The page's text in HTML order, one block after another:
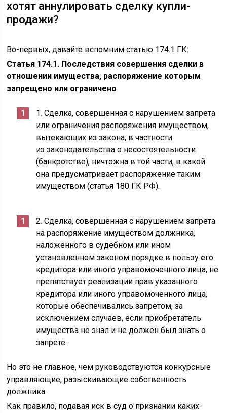
хотят аннулировать сделку купли-
продажи?
Во-первых, давайте вспомним статью 174.1 ГК:
Статья 174.1. Последствия совершения сделки в
отношении имущества, распоряжение которым
запрещено или ограничено
1. Сделка, совершенная с нарушением запрета
или ограничения распоряжения имуществом,
вытекающих из закона, в частности
из законодательства о несостоятельности
(банкротстве), ничтожна в той части, в какой
она предусматривает распоряжение таким
имуществом (статья 180 ГК РФ).
2. Сделка, совершенная с нарушением запрета
на распоряжение имуществом должника,
наложенного в судебном или ином
установленном законом порядке в пользу его
кредитора или иного управомоченного лица, не
препятствует реализации прав указанного
кредитора или иного управомоченного лица,
которые обеспечивались запретом, за
исключением случаев, если приобретатель
имущества не знал и не должен был знать о
запрете.
Но это не главное, чем руководствуются конкурсные
управляющие, разыскивающие собственность
должника.
Как правило, подавая иск в суд о признании каких-